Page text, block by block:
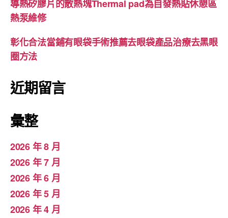
導熱矽膠片的散熱塊Thermal pad為自發熱貼休憩區
熱泵維修
彰化合法當鋪有眼袋手術推薦去眼袋產品治療去黑眼
圈方法
近期留言
彙整
2026 年 8 月
2026 年 7 月
2026 年 6 月
2026 年 5 月
2026 年 4 月